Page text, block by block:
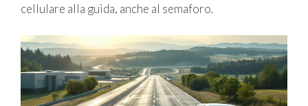
cellulare alla guida, anche al semaforo.